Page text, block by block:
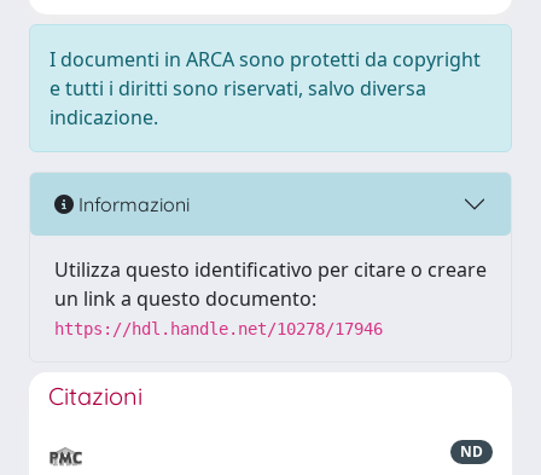
I documenti in ARCA sono protetti da copyright
e tutti i diritti sono riservati, salvo diversa
indicazione.
Informazioni
Utilizza questo identificativo per citare o creare
un link a questo documento:
https://hdl.handle.net/10278/17946
Citazioni
ND